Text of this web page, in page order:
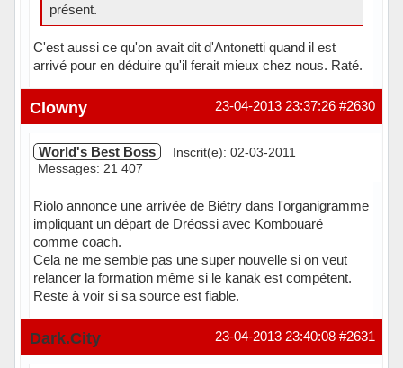
présent.
C'est aussi ce qu'on avait dit d'Antonetti quand il est
arrivé pour en déduire qu'il ferait mieux chez nous. Raté.
Hors ligne #2630
23-04-2013 23:37:26
Clowny
World's Best Boss
Inscrit(e): 02-03-2011
Messages: 21 407
Riolo annonce une arrivée de Biétry dans l'organigramme
impliquant un départ de Dréossi avec Kombouaré
comme coach.
Cela ne me semble pas une super nouvelle si on veut
relancer la formation même si le kanak est compétent.
Reste à voir si sa source est fiable.
Hors ligne #2631
23-04-2013 23:40:08
Dark.City